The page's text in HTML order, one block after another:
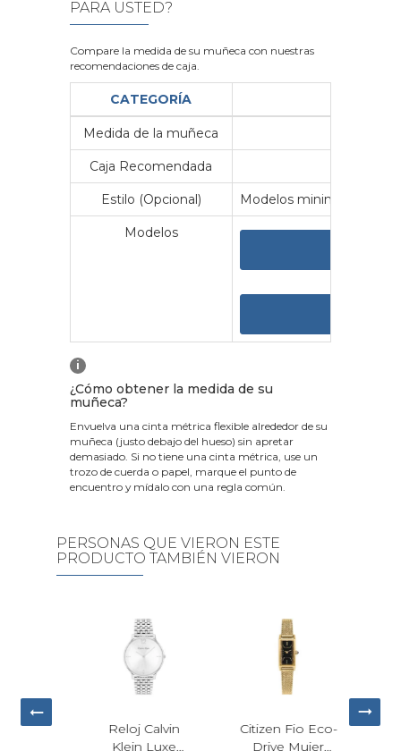
PARA USTED?
Compare la medida de su muñeca con nuestras
recomendaciones de caja.
CATEGORÍA
Medida de la muñeca
Caja Recomendada
Estilo (Opcional) Modelos minimalistas y
Modelos
i
¿Cómo obtener la medida de su
muñeca?
Envuelva una cinta métrica flexible alrededor de su
muñeca (justo debajo del hueso) sin apretar
demasiado. Si no tiene una cinta métrica, use un
trozo de cuerda o papel, marque el punto de
encuentro y mídalo con una regla común.
PERSONAS QUE VIERON ESTE
PRODUCTO TAMBIÉN VIERON
Citizen Fio Eco-
Drive Mujer
Reloj Calvin
Klein Luxe